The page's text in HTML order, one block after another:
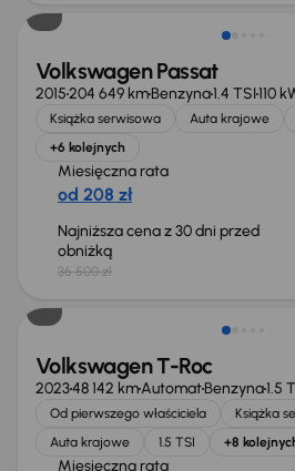
Volkswagen Passat
2015204 649 kmBenzyna1.4 TSI110
Książka serwisowa Auta krajowe
+6 kolejnych
Miesięczna rata
od 208 zł
Najniższa cena z 30 dni przed
obniżką
36 500 zł
Volkswagen T-Roc
202348 142 kmAutomatBenzyna1.5
Od pierwszego właściciela
Książka
Auta krajowe
1.5 TSI +8
Miesięczna rata